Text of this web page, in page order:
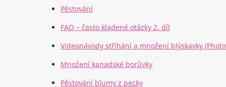
Pěstování
FAQ – často kladené otázky 2. díl
Videonávody stříhání a množení blýskavky
Množení kanadské borůvky
Pěstování blumy z pecky